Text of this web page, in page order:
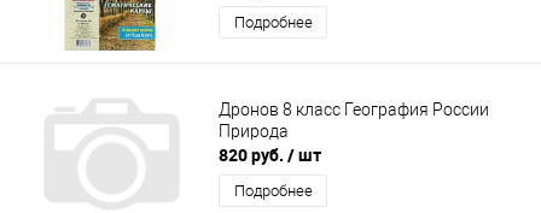
Подробнее
Дронов 8 класс География России
Природа
820 руб. / шт
Подробнее